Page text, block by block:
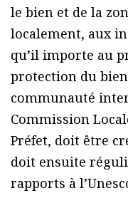
le bien et de la
localement, aux
qu’il importe au
protection du
communauté
Commission
Préfet, doit être
doit ensuite
rapports à